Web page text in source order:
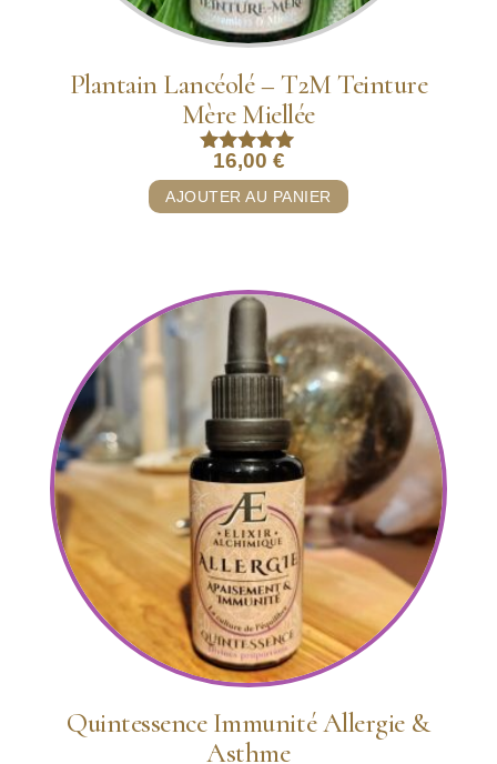
Plantain Lancéolé – T2M Teinture
Mère Miellée
Note
5.00
sur 5
16,00 €
AJOUTER AU PANIER
Quintessence Immunité Allergie &
Asthme